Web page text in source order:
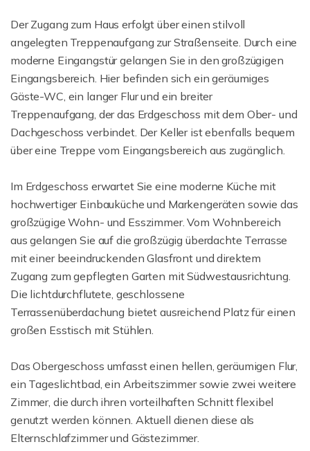
Der Zugang zum Haus erfolgt über einen stilvoll
angelegten Treppenaufgang zur Straßenseite. Durch eine
moderne Eingangstür gelangen Sie in den großzügigen
Eingangsbereich. Hier befinden sich ein geräumiges
Gäste-WC, ein langer Flur und ein breiter
Treppenaufgang, der das Erdgeschoss mit dem Ober- und
Dachgeschoss verbindet. Der Keller ist ebenfalls bequem
über eine Treppe vom Eingangsbereich aus zugänglich.
Im Erdgeschoss erwartet Sie eine moderne Küche mit
hochwertiger Einbauküche und Markengeräten sowie das
großzügige Wohn- und Esszimmer. Vom Wohnbereich
aus gelangen Sie auf die großzügig überdachte Terrasse
mit einer beeindruckenden Glasfront und direktem
Zugang zum gepflegten Garten mit Südwestausrichtung.
Die lichtdurchflutete, geschlossene
Terrassenüberdachung bietet ausreichend Platz für einen
großen Esstisch mit Stühlen.
Das Obergeschoss umfasst einen hellen, geräumigen Flur,
ein Tageslichtbad, ein Arbeitszimmer sowie zwei weitere
Zimmer, die durch ihren vorteilhaften Schnitt flexibel
genutzt werden können. Aktuell dienen diese als
Elternschlafzimmer und Gästezimmer.